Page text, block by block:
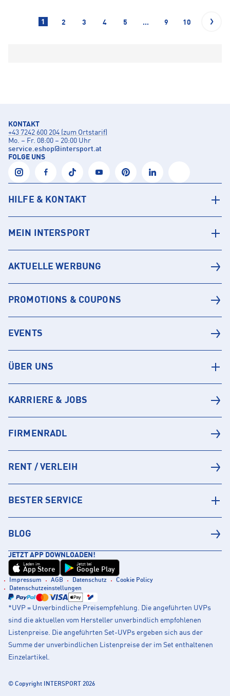
1 2 3 4 5 ... 9 10
KONTAKT
+43 7242 600 204 (zum Ortstarif)
Mo. – Fr. 08:00 – 20:00 Uhr
service.eshop@intersport.at
FOLGE UNS
HILFE & KONTAKT
MEIN INTERSPORT
AKTUELLE WERBUNG
PROMOTIONS & COUPONS
EVENTS
ÜBER UNS
KARRIERE & JOBS
FIRMENRADL
RENT / VERLEIH
BESTER SERVICE
BLOG
JETZT APP DOWNLOADEN!
Laden im
App Store
Jetzt bei
Google Play
Impressum AGB Datenschutz
Cookie Policy
Datenschutzeinstellungen
*UVP = Unverbindliche Preisempfehlung. Die angeführten UVPs
sind die aktuellen vom Hersteller unverbindlich empfohlenen
Listenpreise. Die angeführten Set-UVPs ergeben sich aus der
Summe der unverbindlichen Listenpreise der im Set enthaltenen
Einzelartikel.
© Copyright INTERSPORT 2026